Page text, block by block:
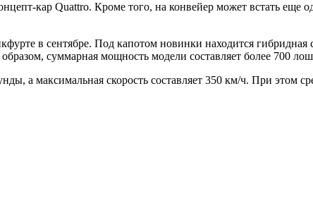
кар Quattro. Кроме того, на конвейер может встать
в сентябре. Под капотом новинки находится гибридная
суммарная мощность модели составляет более 700
а максимальная скорость составляет 350 км/ч. При этом